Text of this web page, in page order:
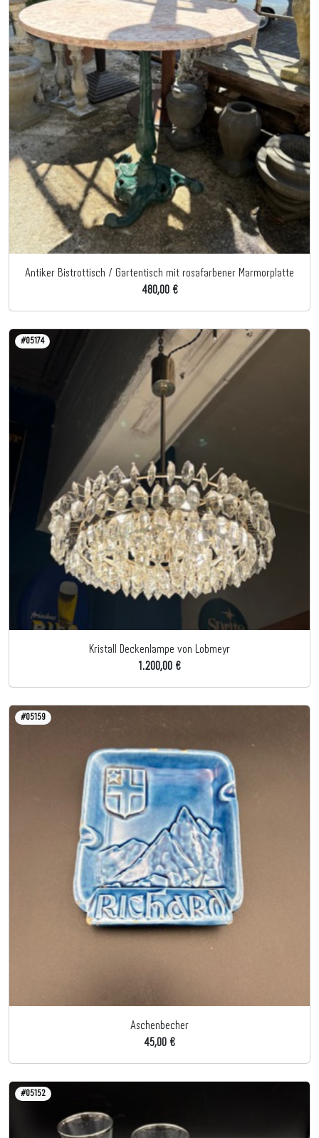
Antiker Bistrottisch / Gartentisch mit rosafarbener Marmorplatte
480,00 €
#05174
Kristall Deckenlampe von Lobmeyr
1.200,00 €
#05159
Aschenbecher
45,00 €
#05152